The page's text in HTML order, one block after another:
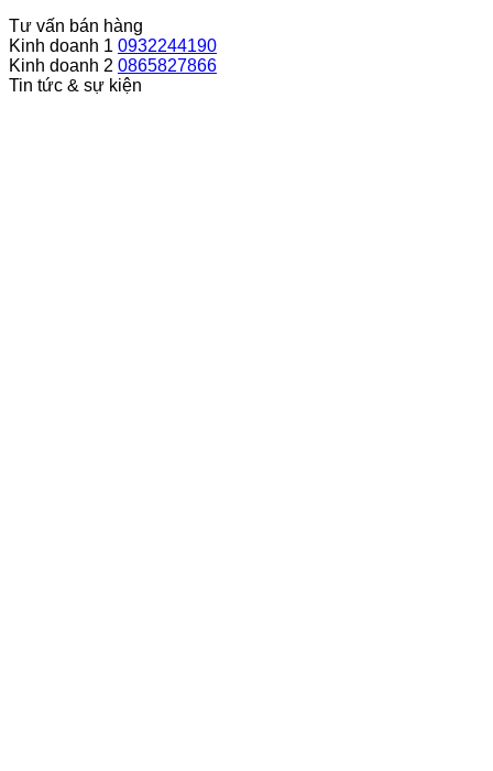
Tư vấn bán hàng
Kinh doanh 1 0932244190
Kinh doanh 2 0865827866
Tin tức & sự kiện